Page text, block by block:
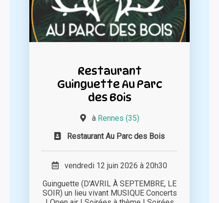
Restaurant
Guinguette Au Parc
des Bois
à Rennes (35)
Restaurant Au Parc des Bois
vendredi 12 juin 2026 à 20h30
Guinguette (D'AVRIL À SEPTEMBRE, LE
SOIR) un lieu vivant MUSIQUE Concerts